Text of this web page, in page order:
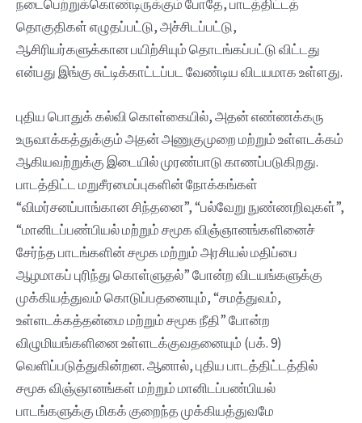
நடைபெற்றுக்கொண்டிருக்கும் போதே, பாடத்திட்டத்
தொகுதிகள் எழுதப்பட்டு, அச்சிடப்பட்டு,
ஆசிரியர்களுக்கான பயிற்சியும் தொடங்கப்பட்டு விட்டது
என்பது இங்கு சுட்டிக்காட்டப்பட வேண்டிய விடயமாக உள்ளது.
புதிய பொதுக் கல்வி கொள்கையில், அதன் எண்ணக்கரு
உருவாக்கத்துக்கும் அதன் அணுகுமுறை மற்றும் உள்ளடக்கம்
ஆகியவற்றுக்கு இடையில் முரண்பாடு காணப்படுகிறது.
பாடத்திட்ட மறுசீரமைப்புகளின் நோக்கங்கள்
“விமர்சனப்பாங்கான‌ சிந்தனை”, “பல்வேறு நுண்ணறிவுகள்”,
“மானிடப்பண்பியல் மற்றும் சமூக விஞ்ஞானங்களினைச்
சேர்ந்த பாடங்களின் சமூக மற்றும் அரசியல் மதிப்பை
ஆழமாகப் புரிந்து கொள்ளுதல்” போன்ற விடயங்களுக்கு
முக்கியத்துவம் கொடுப்பதனையும், “சமத்துவம்,
உள்ளடக்கத்தன்மை மற்றும் சமூக நீதி” போன்ற
விழுமியங்களினை உள்ளடக்குவதனையும் (பக். 9)
வெளிப்படுத்துகின்றன‌. ஆனால், புதிய பாடத்திட்டத்தில்
சமூக விஞ்ஞானங்கள் மற்றும் மானிடப்பண்பியல்
பாடங்களுக்கு மிகக் குறைந்த முக்கியத்துவமே